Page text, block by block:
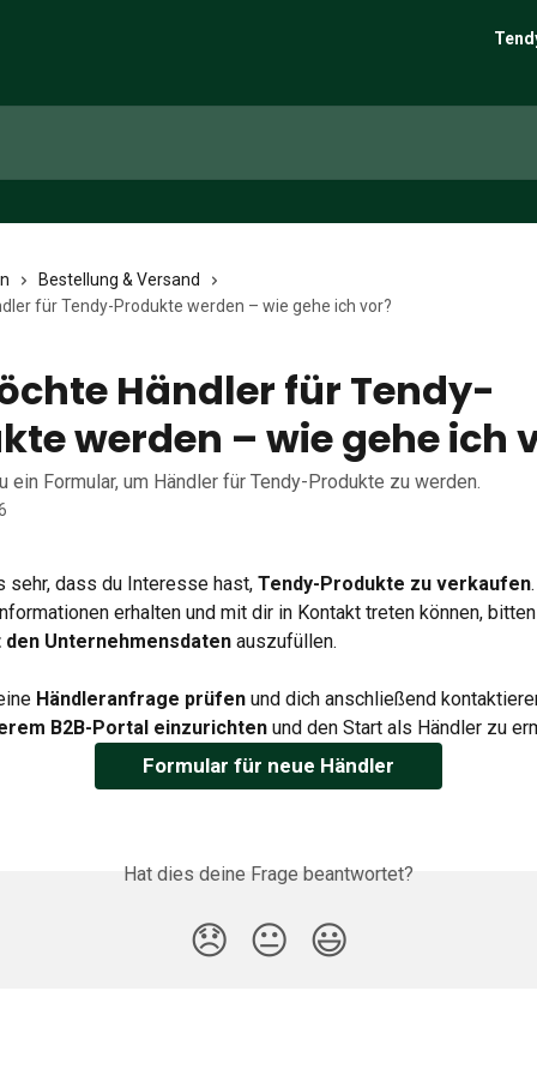
Bestellung & Versand
für Tendy-Produkte werden – wie gehe ich vor?
Händler für Tendy-
werden – wie gehe ich
ein Formular, um Händler für Tendy-Produkte zu werden.
sehr, dass du Interesse hast, Tendy-Produkte zu verkaufen
erhalten und mit dir in Kontakt treten können,
Unternehmensdaten auszufüllen.
Händleranfrage prüfen und dich anschließend
B2B-Portal einzurichten und den Start als Händler zu
Formular für neue Händler
Hat dies deine Frage beantwortet?
😞 😐 😃